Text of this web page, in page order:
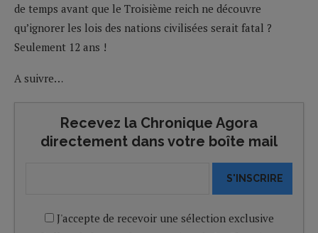
de temps avant que le Troisième reich ne découvre
qu’ignorer les lois des nations civilisées serait fatal ?
Seulement 12 ans !
A suivre…
Recevez la Chronique Agora
directement dans votre boîte mail
S'INSCRIRE
J'accepte de recevoir une sélection exclusive